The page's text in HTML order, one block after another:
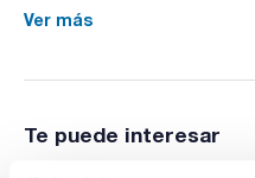
Bola Kjeldahl, recta
Ver más
Te puede interesar